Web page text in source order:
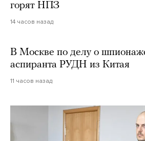
горят НПЗ
14 часов назад
В Москве по делу о
аспиранта РУДН из Китая
11 часов назад